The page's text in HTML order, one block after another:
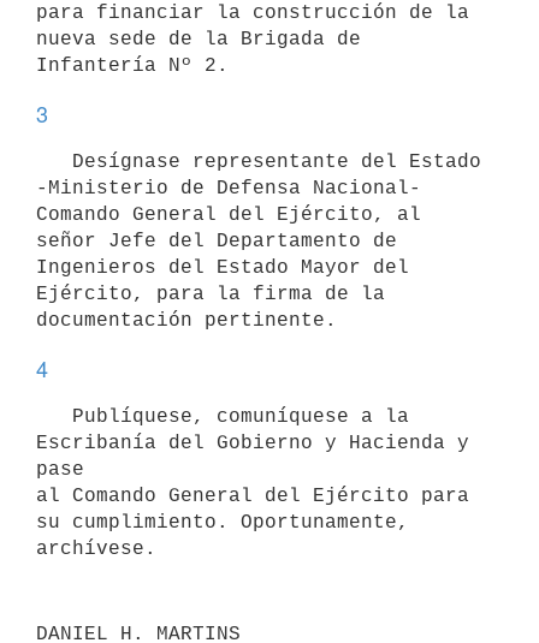
para financiar la construcción de la
nueva sede de la Brigada de
3
-Ministerio de Defensa Nacional-
Comando General del Ejército, al
señor Jefe del Departamento de
Ingenieros del Estado Mayor del
Ejército, para la firma de la
4
Escribanía del Gobierno y Hacienda y
pase
al Comando General del Ejército para
su cumplimiento. Oportunamente,